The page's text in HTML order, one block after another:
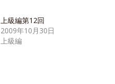
上級編第12回
2009年10月30日
上級編